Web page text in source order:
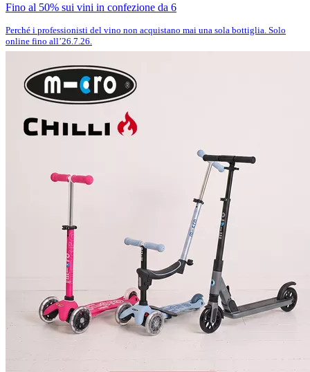
Fino al 50% sui vini in confezione da 6
Perché i professionisti del vino non acquistano mai una sola bottiglia. Solo
online fino all’26.7.26.